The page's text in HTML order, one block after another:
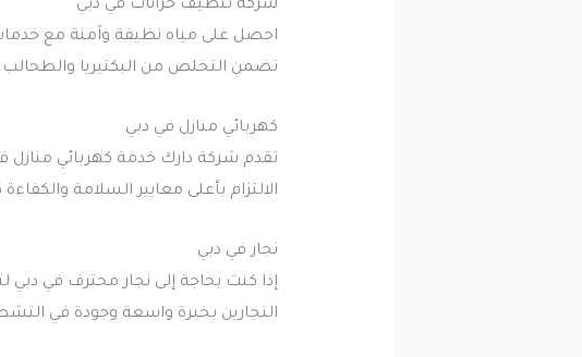
شركة تنظيف خزانات في دبي
احصل على مياه نظيفة وآمنة مع
تضمن التخلص من البكتيريا
كهربائي منازل في دبي
تقدم شركة دارك خدمة كهربائي منازل
الالتزام بأعلى معايير السلامة
نجار في دبي
إذا كنت بحاجة إلى نجار محترف في دبي
النجارين بخبرة واسعة وجودة في